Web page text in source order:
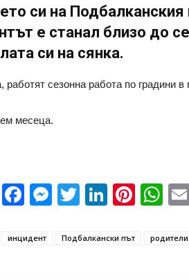
си на Подбалканския
е станал близо до
си на сянка.
работят сезонна работа по градини
месеца.
Facebook
Messenger
Twitter
LinkedIn
инцидент Подбалкански път родители